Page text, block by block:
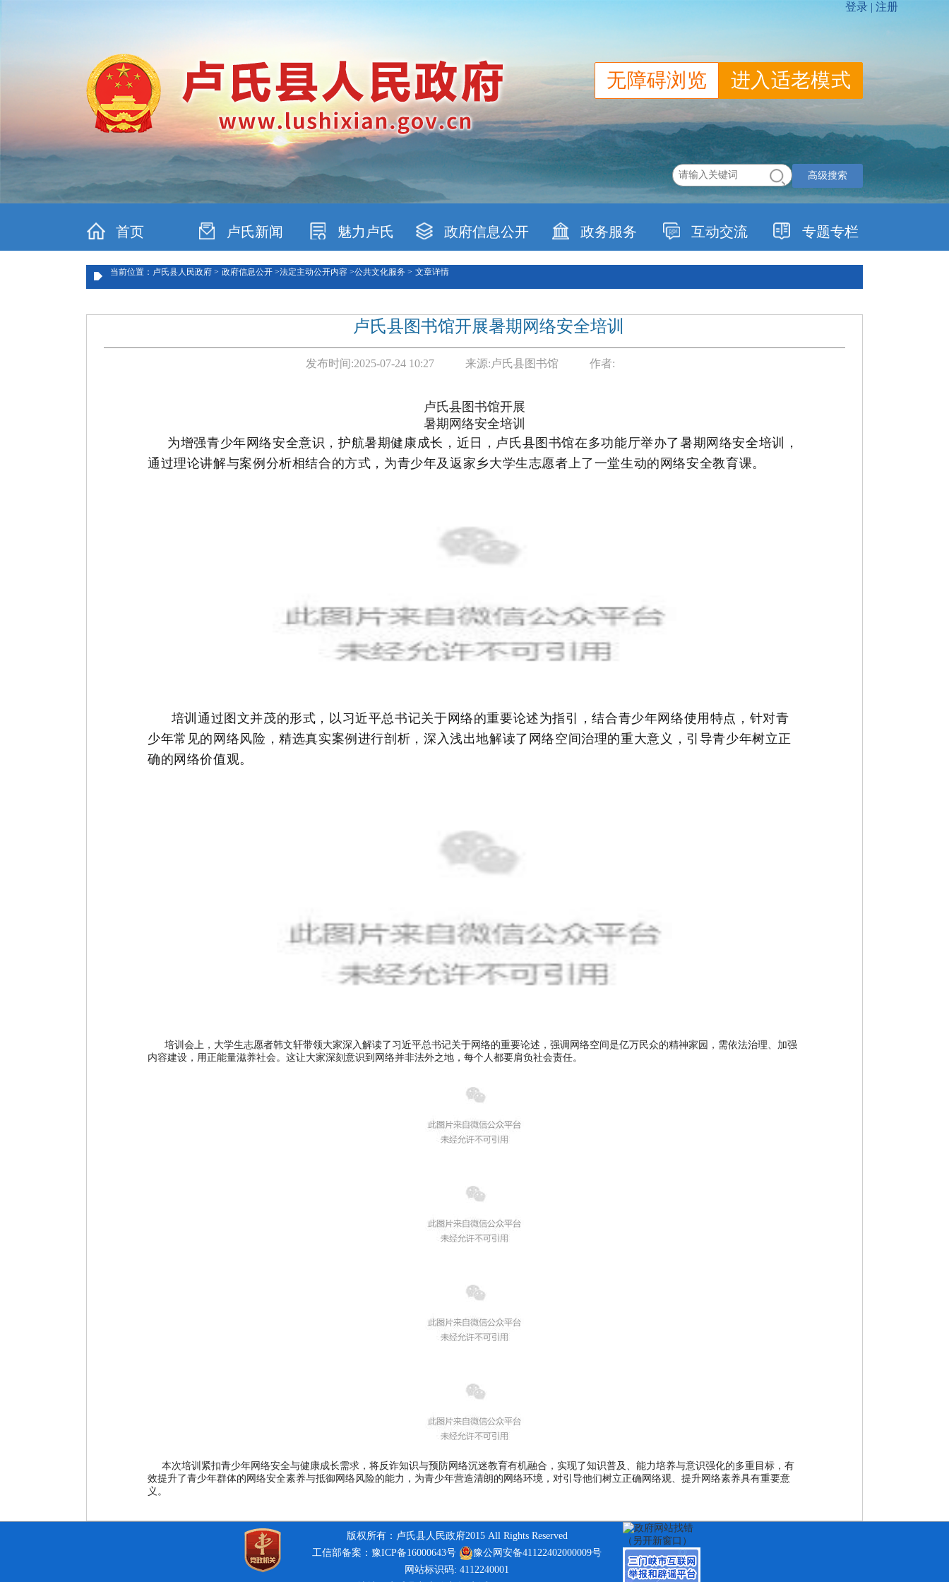
无障碍浏览 进入适老模式
高级搜索
首页 卢氏新闻 魅力卢氏 政府信息公开 政务服务 互动交流 专题专栏
当前位置：卢氏县人民政府 > 政府信息公开 >法定主动公开内容 >公共文化服务 > 文章详情
卢氏县图书馆开展暑期网络安全培训
发布时间:2025-07-24 10:27 来源:卢氏县图书馆 作者:
卢氏县图书馆开展
暑期网络安全培训
为增强青少年网络安全意识，护航暑期健康成长， 近日 ，卢氏县图书馆在多功能厅举办了暑期网络安全培训，
通过理论讲解与案例分析相结合的方式，为青少年及返家乡大学生志愿者上了一堂生动的网络安全教育课。
培训 通过图文并茂的形式 ， 以习近平总书记关于网络的重要论述为指引，结合青少年网络使用特点，针对青
少年常见的网络风险，精选真实案例进行剖析 ， 深入浅出地解读了网络空间治理的重大意义 ， 引导青少年树立正
确的网络价值观。
培训会上，大学生志愿者韩文轩带领大家深入解读了习近平总书记关于网络的重要论述，强调网络空间是亿万民众的精神家园，需依法治理、加强
内容建设，用正能量滋养社会。这让大家深刻意识到网络并非法外之地，每个人都要肩负社会责任。
本次培训紧扣青少年网络安全与健康成长需求，将反诈知识与预防网络沉迷教育有机融合，实现了知识普及、能力培养与意识强化的多重目标，有
效提升了青少年群体的网络安全素养与抵御网络风险的能力，为青少年营造清朗的网络环境，对引导他们树立正确网络观、提升网络素养具有重要意
义。
版权所有：卢氏县人民政府2015 All Rights Reserved
工信部备案：豫ICP备16000643号
豫公网安备41122402000009号
网站标识码: 4112240001